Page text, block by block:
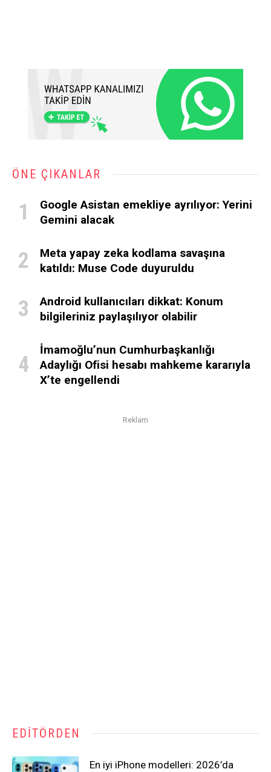
ÖNE ÇIKANLAR
Google Asistan emekliye ayrılıyor: Yerini
Gemini alacak
Meta yapay zeka kodlama savaşına
katıldı: Muse Code duyuruldu
Android kullanıcıları dikkat: Konum
bilgileriniz paylaşılıyor olabilir
İmamoğlu’nun Cumhurbaşkanlığı
Adaylığı Ofisi hesabı mahkeme kararıyla
X’te engellendi
Reklam
EDITÖRDEN
En iyi iPhone modelleri: 2026’da